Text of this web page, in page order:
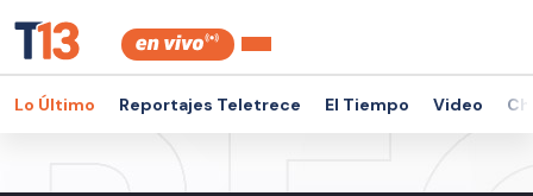
Lo Último Reportajes Teletrece El Tiempo Video